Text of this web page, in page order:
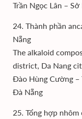
Trần Ngọc Lân –
24. Thành phần
Nẵng
The alkaloid
district, Da Nang
Đào Hùng Cường –
Đà Nẵng
25. Tổng hợp